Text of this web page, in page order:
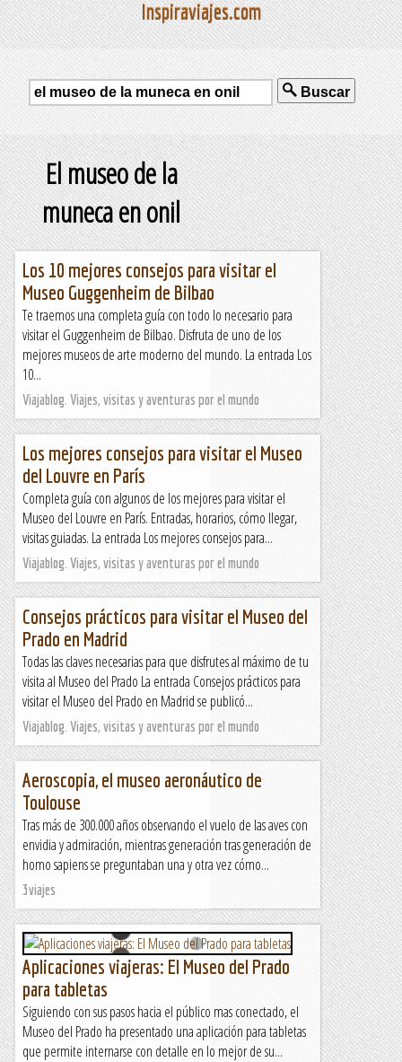
Inspiraviajes.com
Buscar
El museo de la
muneca en onil
Los 10 mejores consejos para visitar el
Museo Guggenheim de Bilbao
Te traemos una completa guía con todo lo necesario para
visitar el Guggenheim de Bilbao. Disfruta de uno de los
mejores museos de arte moderno del mundo. La entrada Los
10...
Viajablog. Viajes, visitas y aventuras por el mundo
Los mejores consejos para visitar el Museo
del Louvre en París
Completa guía con algunos de los mejores para visitar el
Museo del Louvre en París. Entradas, horarios, cómo llegar,
visitas guiadas. La entrada Los mejores consejos para...
Viajablog. Viajes, visitas y aventuras por el mundo
Consejos prácticos para visitar el Museo del
Prado en Madrid
Todas las claves necesarias para que disfrutes al máximo de tu
visita al Museo del Prado La entrada Consejos prácticos para
visitar el Museo del Prado en Madrid se publicó...
Viajablog. Viajes, visitas y aventuras por el mundo
Aeroscopia, el museo aeronáutico de
Toulouse
Tras más de 300.000 años observando el vuelo de las aves con
envidia y admiración, mientras generación tras generación de
homo sapiens se preguntaban una y otra vez cómo...
3viajes
Aplicaciones viajeras: El Museo del Prado
para tabletas
Siguiendo con sus pasos hacia el público mas conectado, el
Museo del Prado ha presentado una aplicación para tabletas
que permite internarse con detalle en lo mejor de su...